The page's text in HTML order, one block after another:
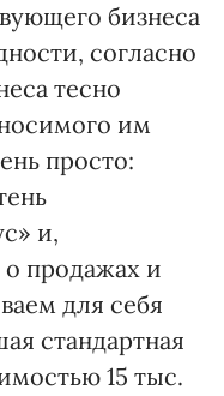
бизнеса
согласно
тесно
им
просто:
и,
о продажах и
для себя
стандартная
15 тыс.